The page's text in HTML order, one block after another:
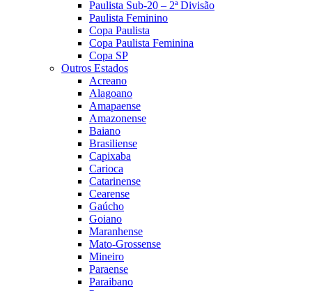
Paulista Sub-20 – 2ª Divisão
Paulista Feminino
Copa Paulista
Copa Paulista Feminina
Copa SP
Outros Estados
Acreano
Alagoano
Amapaense
Amazonense
Baiano
Brasiliense
Capixaba
Carioca
Catarinense
Cearense
Gaúcho
Goiano
Maranhense
Mato-Grossense
Mineiro
Paraense
Paraibano